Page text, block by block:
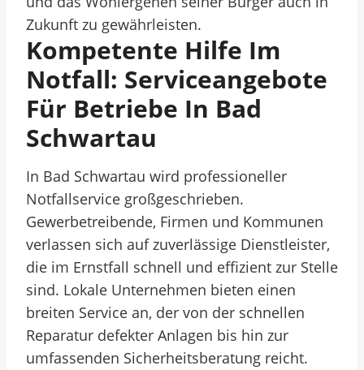
Zukunft zu gewährleisten.
Kompetente Hilfe Im
Notfall: Serviceangebote
Für Betriebe In Bad
Schwartau
In Bad Schwartau wird professioneller
Notfallservice großgeschrieben.
Gewerbetreibende, Firmen und Kommunen
verlassen sich auf zuverlässige Dienstleister,
die im Ernstfall schnell und effizient zur Stelle
sind. Lokale Unternehmen bieten einen
breiten Service an, der von der schnellen
Reparatur defekter Anlagen bis hin zur
umfassenden Sicherheitsberatung reicht.